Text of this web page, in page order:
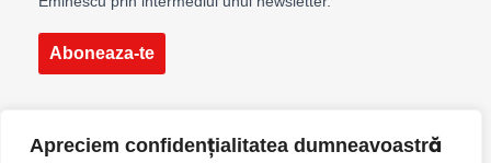
Apreciem confidențialitatea dumneavoastră
Aboneaza-te